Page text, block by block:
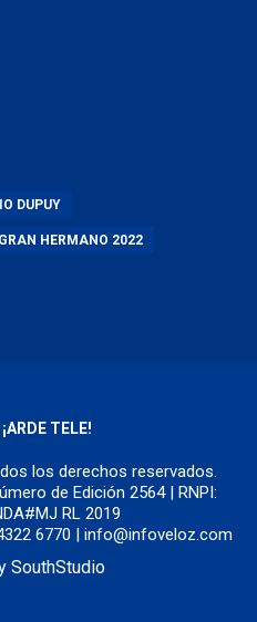
DUPUY
GRAN HERMANO 2022
¡ARDE TELE!
los derechos reservados.
de Edición 2564 | RNPI:
RL 2019
6770 | info@infoveloz.com
SouthStudio